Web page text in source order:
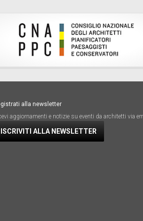
alla newsletter
aggiornamenti e notizie su eventi da architetti via
ISCRIVITI ALLA NEWSLETTER